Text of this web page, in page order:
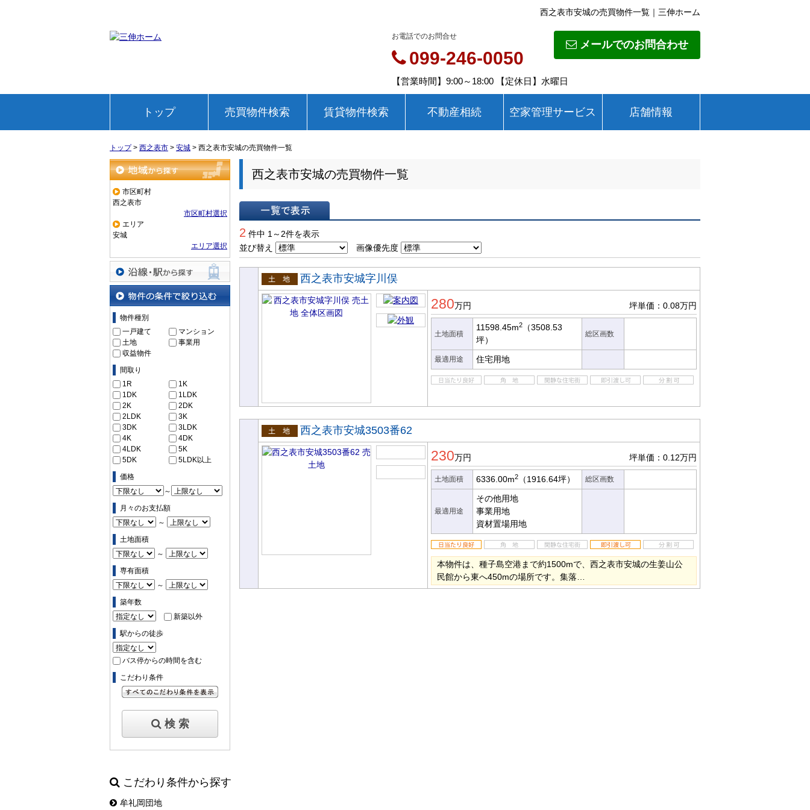
西之表市安城の売買物件一覧｜三伸ホーム
メールでのお問合わせ
お電話でのお問合せ
099-246-0050
【営業時間】9:00～18:00 【定休日】水曜日
トップ 売買物件検索 賃貸物件検索 不動産相続 空家管理サービス 店舗情報
トップ> 西之表市 > 安城 > 西之表市安城の売買物件一覧
地域から探す
市区町村
西之表市
市区町村選択
エリア
安城
エリア選択
沿線・駅から探す
物件の条件で絞り込む
物件種別
一戸建て
マンション
土地
事業用
収益物件
間取り
1R
1K
1DK
1LDK
2K
2DK
2LDK
3K
3DK
3LDK
4K
4DK
4LDK
5K
5DK
5LDK以上
価格
～
月々のお支払額
～
土地面積
～
専有面積
～
築年数
新築以外
駅からの徒歩
バス停からの時間を含む
こだわり条件
検 索
西之表市安城の売買物件一覧
2 件中 1～2件を表示
並び替え
画像優先度
売土地
西之表市安城字川俣
280万円 坪単価：0.08万円
土地面積
11598.45m2
（3508.53
坪）
総区画数
最適用途 住宅用地
売土地
西之表市安城3503番62
230万円 坪単価：0.12万円
土地面積 6336.00m2 （1916.64坪） 総区画数
最適用途
その他用地
事業用地
資材置場用地
本物件は、種子島空港まで約1500mで、西之表市安城の生姜山公
民館から東へ450mの場所です。集落…
こだわり条件から探す
牟礼岡団地